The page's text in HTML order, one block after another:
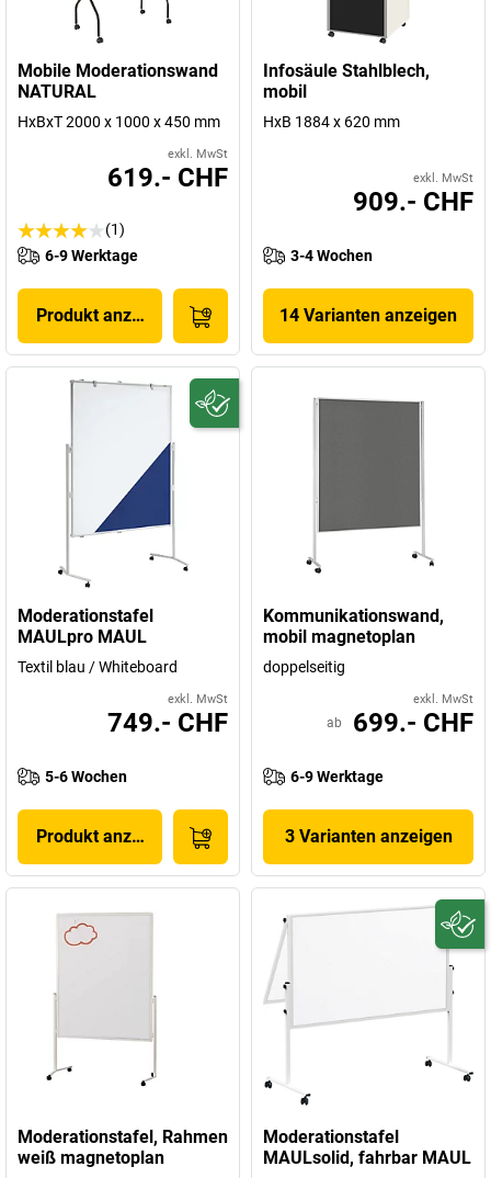
Mobile Moderationswand
NATURAL
HxBxT 2000 x 1000 x 450 mm
exkl. MwSt
619.- CHF
(1)
6-9 Werktage
Produkt anzeigen
Infosäule Stahlblech,
mobil
HxB 1884 x 620 mm
exkl. MwSt
909.- CHF
3-4 Wochen
14 Varianten anzeigen
Moderationstafel
MAULpro MAUL
Textil blau / Whiteboard
exkl. MwSt
749.- CHF
5-6 Wochen
Produkt anzeigen
Kommunikationswand,
mobil magnetoplan
doppelseitig
exkl. MwSt
ab 699.- CHF
6-9 Werktage
3 Varianten anzeigen
Moderationstafel, Rahmen
weiß magnetoplan
Moderationstafel
MAULsolid, fahrbar MAUL